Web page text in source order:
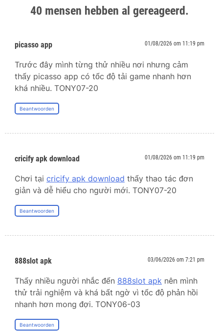
40 mensen hebben al gereageerd.
picasso app 01/08/2026 om 11:19 pm
Trước đây mình từng thử nhiều nơi nhưng cảm
thấy picasso app có tốc độ tải game nhanh hơn
khá nhiều. TONY07-20
Beantwoorden
cricify apk download 01/08/2026 om 11:19 pm
Chơi tại cricify apk download thấy thao tác đơn
giản và dễ hiểu cho người mới. TONY07-20
Beantwoorden
888slot apk 03/06/2026 om 7:21 pm
Thấy nhiều người nhắc đến 888slot apk nên mình
thử trải nghiệm và khá bất ngờ vì tốc độ phản hồi
nhanh hơn mong đợi. TONY06-03
Beantwoorden